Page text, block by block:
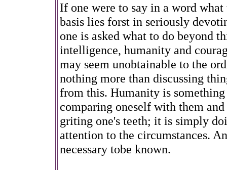
If one were to say in a word
basis lies forst in seriously
one is asked what to do beyond
intelligence, humanity and
may seem unobtainable to the
nothing more than discussing
from this. Humanity is
comparing oneself with them
griting one's teeth; it is simply
attention to the circumstances.
necessary tobe known.